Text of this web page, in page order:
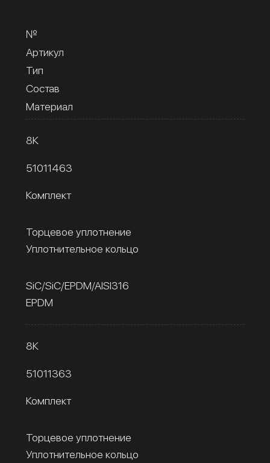
№
Артикул
Тип
Состав
Материал
8К
51011463
Комплект
Торцевое уплотнение
Уплотнительное кольцо
SiC/SiC/EPDM/AISI316
EPDM
8К
51011363
Комплект
Торцевое уплотнение
Уплотнительное кольцо